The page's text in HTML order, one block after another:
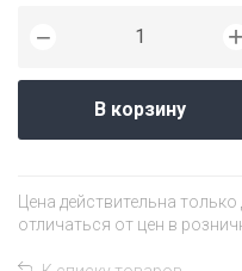
− +
В корзину
Цена действительна
отличаться от цен в